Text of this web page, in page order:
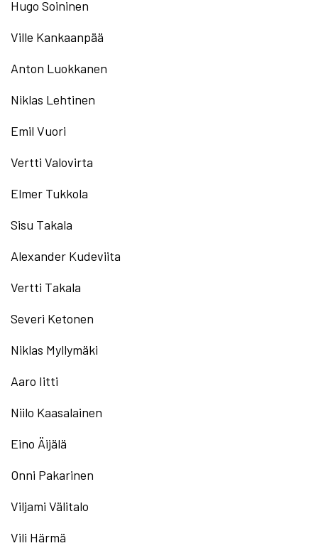
Hugo Soininen
Ville Kankaanpää
Anton Luokkanen
Niklas Lehtinen
Emil Vuori
Vertti Valovirta
Elmer Tukkola
Sisu Takala
Alexander Kudeviita
Vertti Takala
Severi Ketonen
Niklas Myllymäki
Aaro Iitti
Niilo Kaasalainen
Eino Äijälä
Onni Pakarinen
Viljami Välitalo
Vili Härmä